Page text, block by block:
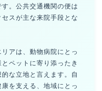
。公共交通機関の便は
スが主な来院手段とな
アは、動物病院にとっ
ペットに寄り添ったき
な立地と言えます。自
を支える、地域にとっ